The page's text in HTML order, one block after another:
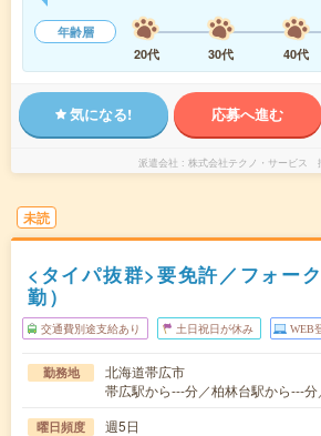
年齢層
20代
30代 40代
気になる! 応募へ進む
派遣会社 株式会社テクノ・サービス
未読
<タイパ抜群>要免許／フォー
勤）
交通費別途支給あり 土日祝日が休み WEB
勤務地
北海道帯広市
帯広駅から---分／柏林台駅から---
曜日頻度 週5日